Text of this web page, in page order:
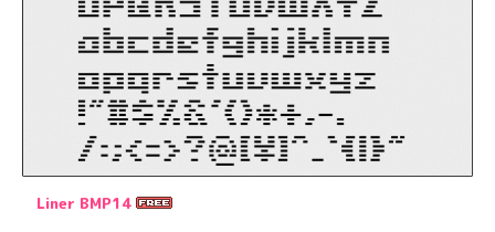
Liner BMP14